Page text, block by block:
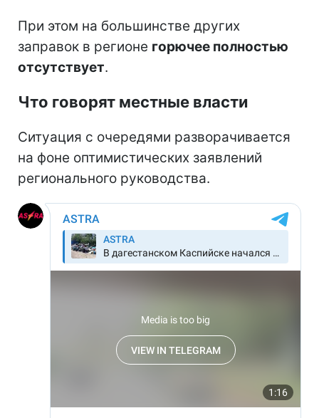
При этом на большинстве других
заправок в регионе горючее полностью
отсутствует.
Что говорят местные власти
Ситуация с очередями разворачивается
на фоне оптимистических заявлений
регионального руководства.